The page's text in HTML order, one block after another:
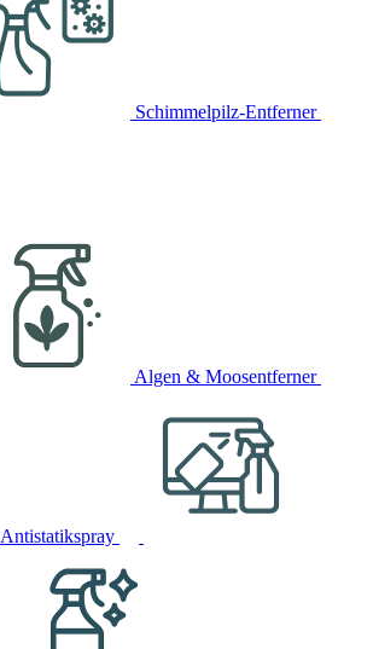
Schimmelpilz-Entferner
Algen & Moosentferner
Antistatikspray